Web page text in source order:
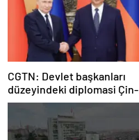
CGTN: Devlet başkanları
düzeyindeki diplomasi Çin-
Rusya arasındaki büyüyen
ortaklığı güçlendiriyor